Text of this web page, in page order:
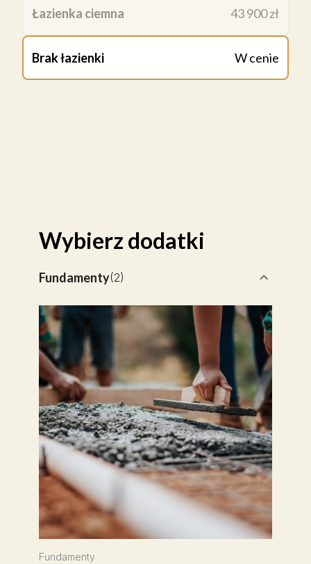
Łazienka ciemna 43 900 zł
Brak łazienki W cenie
Wybierz dodatki
Fundamenty(2)
Fundamenty